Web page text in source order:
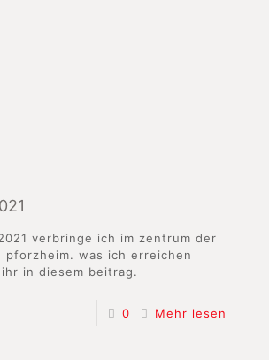
verbringe ich im zentrum der
pforzheim. was ich erreichen
in diesem beitrag.
0 Mehr lesen